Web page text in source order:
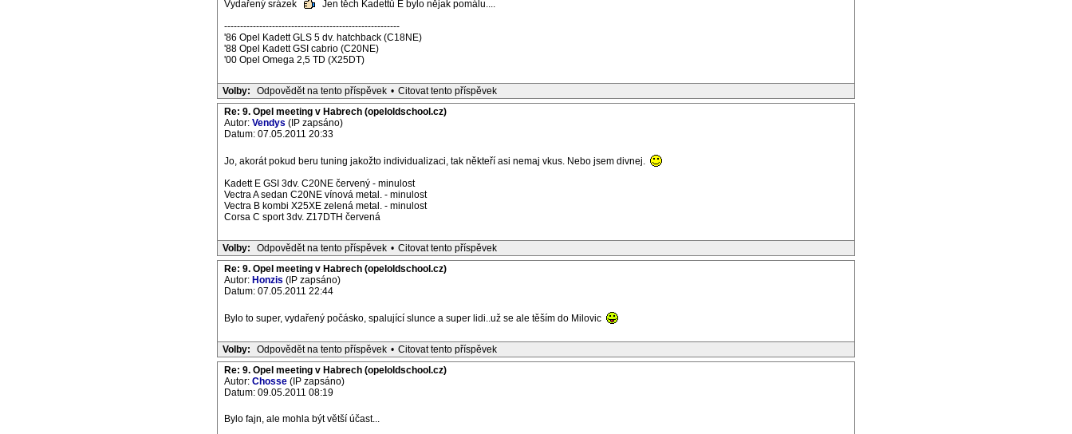
Vydařený srázek
Jen těch Kadettů E bylo nějak pomálu....
-------------------------------------------------------
'86 Opel Kadett GLS 5 dv. hatchback (C18NE)
'88 Opel Kadett GSI cabrio (C20NE)
'00 Opel Omega 2,5 TD (X25DT)
Volby: Odpovědět na tento příspěvek • Citovat tento příspěvek
Re: 9. Opel meeting v Habrech (opeloldschool.cz)
Autor: Vendys (IP zapsáno)
Datum: 07.05.2011 20:33
Jo, akorát pokud beru tuning jakožto individualizaci, tak někteří asi nemaj vkus. Nebo jsem divnej.
Kadett E GSI 3dv. C20NE červený - minulost
Vectra A sedan C20NE vínová metal. - minulost
Vectra B kombi X25XE zelená metal. - minulost
Corsa C sport 3dv. Z17DTH červená
Volby: Odpovědět na tento příspěvek • Citovat tento příspěvek
Re: 9. Opel meeting v Habrech (opeloldschool.cz)
Autor: Honzis (IP zapsáno)
Datum: 07.05.2011 22:44
Bylo to super, vydařený počásko, spalující slunce a super lidi..už se ale těším do Milovic
Volby: Odpovědět na tento příspěvek • Citovat tento příspěvek
Re: 9. Opel meeting v Habrech (opeloldschool.cz)
Autor: Chosse (IP zapsáno)
Datum: 09.05.2011 08:19
Bylo fajn, ale mohla být větší účast...